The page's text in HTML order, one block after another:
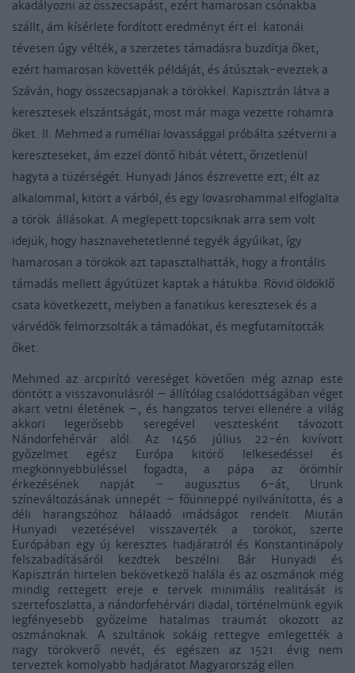
akadályozni az összecsapást, ezért hamarosan csónakba
szállt, ám kísérlete fordított eredményt ért el: katonái
tévesen úgy vélték, a szerzetes támadásra buzdítja őket,
ezért hamarosan követték példáját, és átúsztak-eveztek a
Száván, hogy összecsapjanak a törökkel. Kapisztrán látva a
keresztesek elszántságát, most már maga vezette rohamra
őket. II. Mehmed a ruméliai lovassággal próbálta szétverni a
kereszteseket, ám ezzel döntő hibát vétett, őrizetlenül
hagyta a tüzérségét. Hunyadi János észrevette ezt; élt az
alkalommal, kitört a várból, és egy lovasrohammal elfoglalta
a török állásokat. A meglepett topcsiknak arra sem volt
idejük, hogy hasznavehetetlenné tegyék ágyúikat, így
hamarosan a törökök azt tapasztalhatták, hogy a frontális
támadás mellett ágyútüzet kaptak a hátukba. Rövid öldöklő
csata következett, melyben a fanatikus keresztesek és a
várvédők felmorzsolták a támadókat, és megfutamították
őket.
Mehmed az arcpirító vereséget követően még aznap este
döntött a visszavonulásról – állítólag csalódottságában véget
akart vetni életének –, és hangzatos tervei ellenére a világ
akkori legerősebb seregével vesztesként távozott
Nándorfehérvár alól. Az 1456. július 22-én kivívott
győzelmet egész Európa kitörő lelkesedéssel és
megkönnyebbüléssel fogadta, a pápa az örömhír
érkezésének napját – augusztus 6-át, Urunk
színeváltozásának ünnepét – főünneppé nyilvánította, és a
déli harangszóhoz hálaadó imádságot rendelt. Miután
Hunyadi vezetésével visszaverték a törököt, szerte
Európában egy új keresztes hadjáratról és Konstantinápoly
felszabadításáról kezdtek beszélni. Bár Hunyadi és
Kapisztrán hirtelen bekövetkező halála és az oszmánok még
mindig rettegett ereje e tervek minimális realitását is
szertefoszlatta, a nándorfehérvári diadal, történelmünk egyik
legfényesebb győzelme hatalmas traumát okozott az
oszmánoknak. A szultánok sokáig rettegve emlegették a
nagy törökverő nevét, és egészen az 1521. évig nem
terveztek komolyabb hadjáratot Magyarország ellen.